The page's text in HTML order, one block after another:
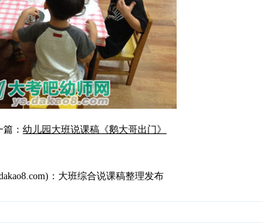
篇：幼儿园大班说课稿《鹅大哥出门》
： 大班综合说课稿整理发布